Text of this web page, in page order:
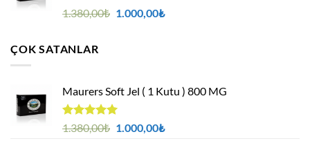
5 üzerinden
oy
1.380,00₺ Orijinal
1.000,00₺Şu
ÇOK SATANLAR
Maurers Soft Jel ( 1 Kutu ) 800 MG
5 üzerinden
oy
1.380,00₺ Orijinal
1.000,00₺Şu